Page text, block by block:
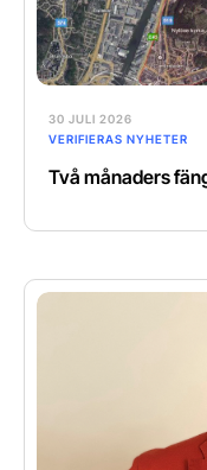
30 JULI 2026
VERIFIERAS NYHETER
Två månaders